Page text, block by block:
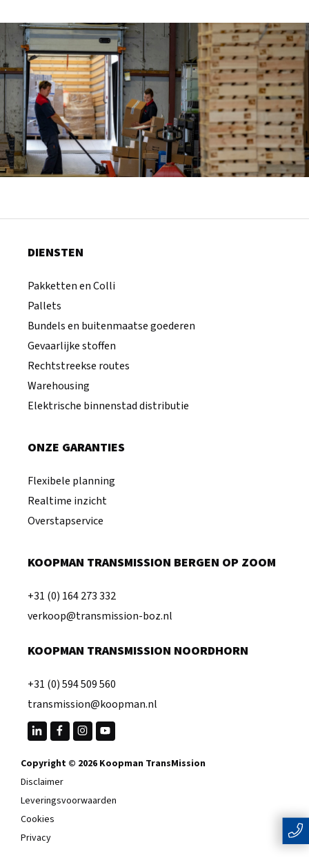
DIENSTEN
Pakketten en Colli
Pallets
Bundels en buitenmaatse goederen
Gevaarlijke stoffen
Rechtstreekse routes
Warehousing
Elektrische binnenstad distributie
ONZE GARANTIES
Flexibele planning
Realtime inzicht
Overstapservice
KOOPMAN TRANSMISSION BERGEN OP ZOOM
+31 (0) 164 273 332
verkoop@transmission-boz.nl
KOOPMAN TRANSMISSION NOORDHORN
+31 (0) 594 509 560
transmission@koopman.nl
Copyright © 2026 Koopman TransMission
Disclaimer
Leveringsvoorwaarden
Cookies
Privacy